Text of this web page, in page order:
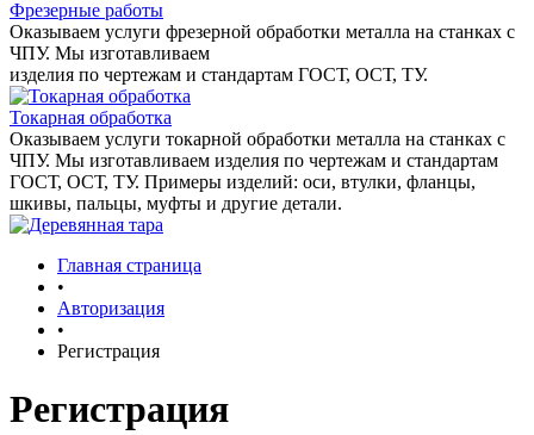
Фрезерные работы
Оказываем услуги фрезерной обработки металла на станках с
ЧПУ. Мы изготавливаем
изделия по чертежам и стандартам ГОСТ, ОСТ, ТУ.
Токарная обработка
Оказываем услуги токарной обработки металла на станках с
ЧПУ. Мы изготавливаем изделия по чертежам и стандартам
ГОСТ, ОСТ, ТУ. Примеры изделий: оси, втулки, фланцы,
шкивы, пальцы, муфты и другие детали.
Главная страница
•
Авторизация
•
Регистрация
Регистрация